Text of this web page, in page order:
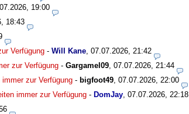
19:00
18:43
Verfügung - Will Kane 07.07.2026, 21:42
zur Verfügung - Gargamel09 07.07.2026, 21:44
zur Verfügung - bigfoot49 07.07.2026, 22:00
immer zur Verfügung - DomJay 07.07.2026, 22:18